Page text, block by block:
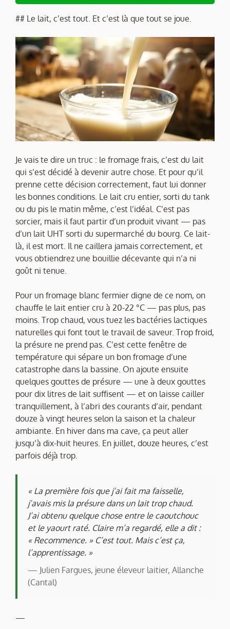
## Le lait, c’est tout. Et c’est là que tout se joue.
Je vais te dire un truc : le fromage frais, c’est du lait
qui s’est décidé à devenir autre chose. Et pour qu’il
prenne cette décision correctement, faut lui donner
les bonnes conditions. Le lait cru entier, sorti du tank
ou du pis le matin même, c’est l’idéal. C’est pas
sorcier, mais il faut partir d’un produit vivant — pas
d’un lait UHT sorti du supermarché du bourg. Ce lait-
là, il est mort. Il ne caillera jamais correctement, et
vous obtiendrez une bouillie décevante qui n’a ni
goût ni tenue.
Pour un fromage blanc fermier digne de ce nom, on
chauffe le lait entier cru à 20-22 °C — pas plus, pas
moins. Trop chaud, vous tuez les bactéries lactiques
naturelles qui font tout le travail de saveur. Trop froid,
la présure ne prend pas. C’est cette fenêtre de
température qui sépare un bon fromage d’une
catastrophe dans la bassine. On ajoute ensuite
quelques gouttes de présure — une à deux gouttes
pour dix litres de lait suffisent — et on laisse cailler
tranquillement, à l’abri des courants d’air, pendant
douze à vingt heures selon la saison et la chaleur
ambiante. En hiver dans ma cave, ça peut aller
jusqu’à dix-huit heures. En juillet, douze heures, c’est
parfois déjà trop.
« La première fois que j’ai fait ma faisselle,
j’avais mis la présure dans un lait trop chaud.
J’ai obtenu quelque chose entre le caoutchouc
et le yaourt raté. Claire m’a regardé, elle a dit :
« Recommence. » C’est tout. Mais c’est ça,
l’apprentissage. »
— Julien Fargues, jeune éleveur laitier, Allanche
(Cantal)
—